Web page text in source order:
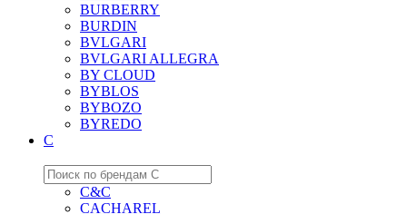
BURBERRY
BURDIN
BVLGARI
BVLGARI ALLEGRA
BY CLOUD
BYBLOS
BYBOZO
BYREDO
C
C&C
CACHAREL